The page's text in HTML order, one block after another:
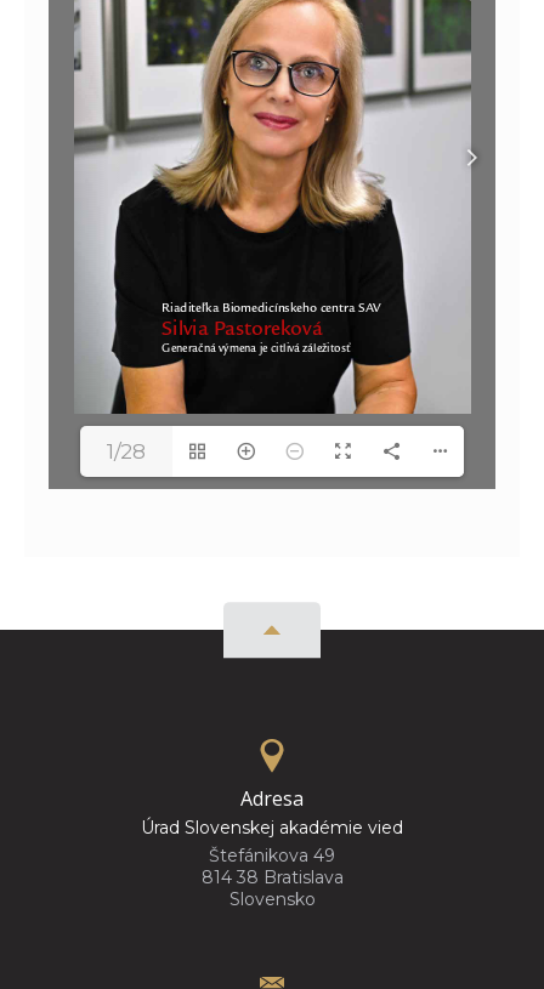
1/28
Adresa
Úrad Slovenskej akadémie vied
Štefánikova 49
814 38 Bratislava
Slovensko